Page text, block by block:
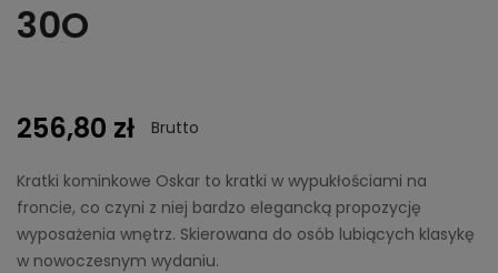
30O
256,80 zł Brutto
Kratki kominkowe Oskar to kratki w wypukłościami na
froncie, co czyni z niej bardzo elegancką propozycję
wyposażenia wnętrz. Skierowana do osób lubiących klasykę
w nowoczesnym wydaniu.